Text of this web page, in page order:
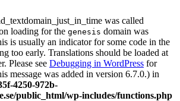
was called
loading for the genesis domain was
is usually an indicator for some code in the
too early. Translations should be loaded at
Please see Debugging in WordPress for
message was added in version 6.7.0.) in
4250-972b-
public_html/wp-includes/functions.php